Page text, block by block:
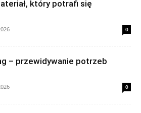
który potrafi się
0
– przewidywanie potrzeb
0